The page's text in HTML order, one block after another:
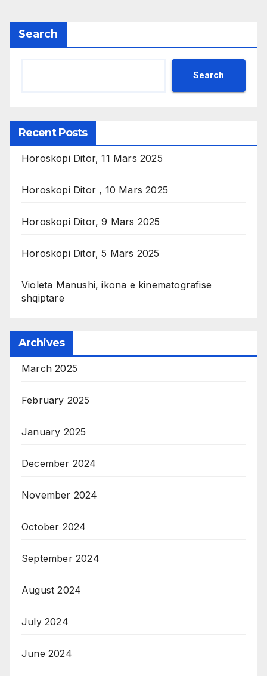
Search
Search
Recent Posts
Horoskopi Ditor, 11 Mars 2025
Horoskopi Ditor , 10 Mars 2025
Horoskopi Ditor, 9 Mars 2025
Horoskopi Ditor, 5 Mars 2025
Violeta Manushi, ikona e kinematografise
shqiptare
Archives
March 2025
February 2025
January 2025
December 2024
November 2024
October 2024
September 2024
August 2024
July 2024
June 2024